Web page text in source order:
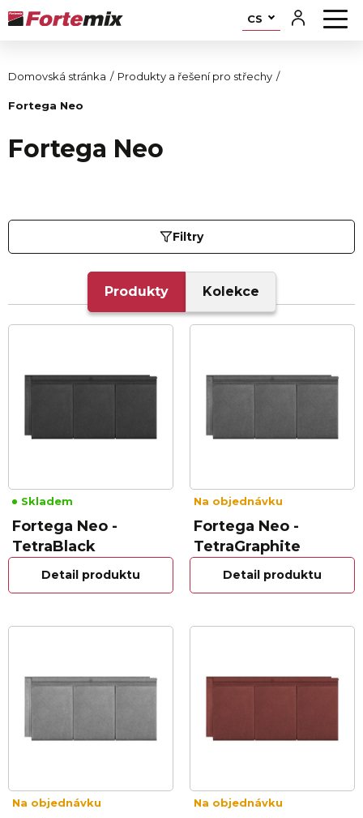
CS
Domovská stránka Produkty a řešení pro střechy
Fortega Neo
Fortega Neo
Filtry
Produkty Kolekce
Skladem
Fortega Neo -
TetraBlack
Detail produktu
Na objednávku
Fortega Neo -
TetraGraphite
Detail produktu
Na objednávku Na objednávku